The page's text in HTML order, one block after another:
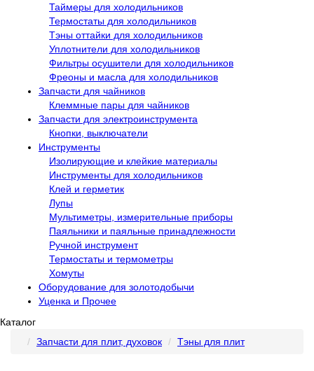
Таймеры для холодильников
Термостаты для холодильников
Тэны оттайки для холодильников
Уплотнители для холодильников
Фильтры осушители для холодильников
Фреоны и масла для холодильников
Запчасти для чайников
Клеммные пары для чайников
Запчасти для электроинструмента
Кнопки, выключатели
Инструменты
Изолирующие и клейкие материалы
Инструменты для холодильников
Клей и герметик
Лупы
Мультиметры, измерительные приборы
Паяльники и паяльные принадлежности
Ручной инструмент
Термостаты и термометры
Хомуты
Оборудование для золотодобычи
Уценка и Прочее
Каталог
Запчасти для плит, духовок
Тэны для плит